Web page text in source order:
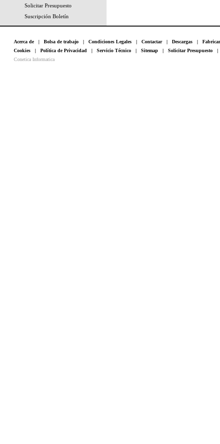
Solicitar Presupuesto
Suscripción Boletín
Acerca de| Bolsa de trabajo | Condiciones Legales | Contactar| Descargas |
Cookies | Política de Privacidad | Servicio Técnico | Sitemap | Solicitar Presupuesto
Conetica Informatica